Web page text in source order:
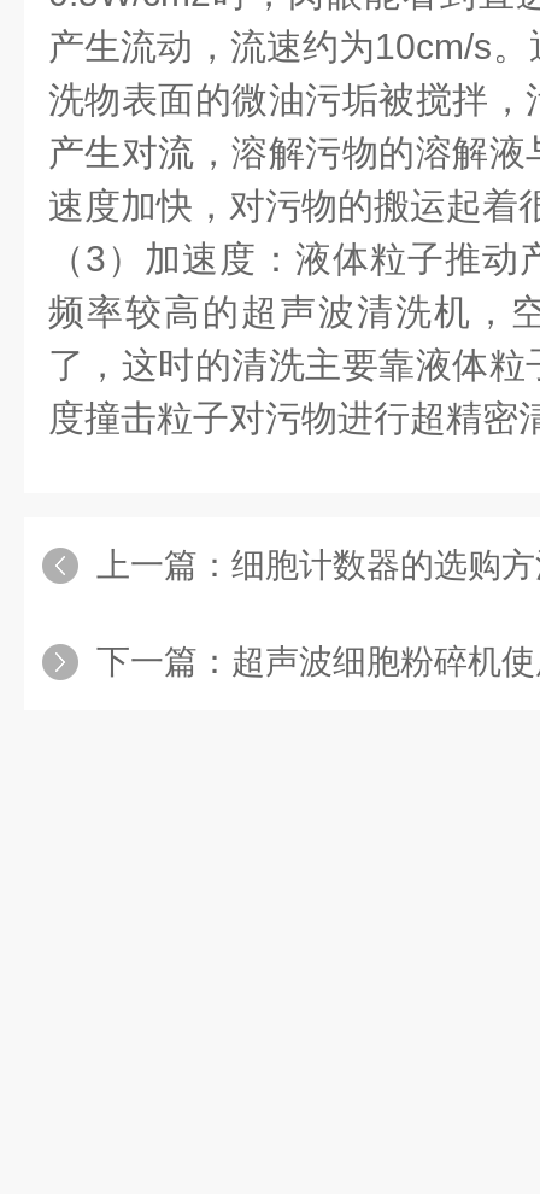
产生流动，流速约为10cm/s
洗物表面的微油污垢被搅拌
产生对流，溶解污物的溶解
速度加快，对污物的搬运起着
（3）加速度：液体粒子推
频率较高的超声波清洗机，
了，这时的清洗主要靠液体
度撞击粒子对污物进行超精密
上一篇： 细胞计数器的选购
下一篇： 超声波细胞粉碎机